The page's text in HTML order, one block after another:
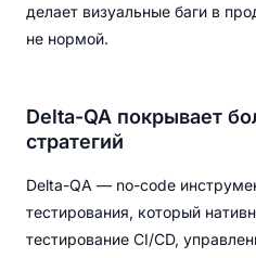
делает визуальные баги в
не нормой.
Delta-QA покрывает
стратегий
Delta-QA — no-code
тестирования, который
тестирование CI/CD,